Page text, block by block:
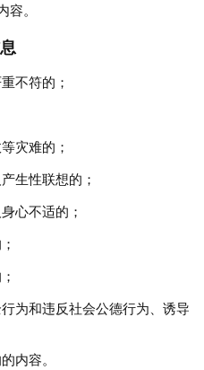
。
不符的；
灾难的；
生性联想的；
心不适的；
为和违反社会公德行为、诱导
内容。